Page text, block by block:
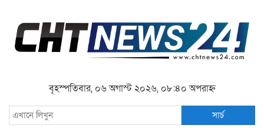
বৃহস্পতিবার, ০৬ অগাস্ট ২০২৬, ০৮:৪০ অপরাহ্ন
সার্চ